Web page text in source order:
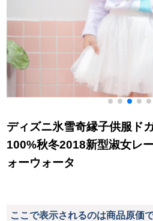
ディズニ氷雪奇縁子供服ド
100%秋冬2018新型淑女レ
ォーウォータ
ここで表示されるのは商品原価